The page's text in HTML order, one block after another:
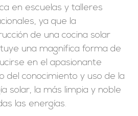
en escuelas y talleres
ya que la
de una cocina solar
una magnífica forma de
en el apasionante
del conocimiento y uso de la
solar, la más limpia y noble
las energías.